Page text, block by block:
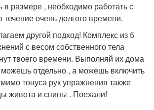
в размере , необходимо работать с
очень долгого времени.
другой подход! Комплекс из 5
с весом собственного тела
твоего времени. Выполняй их дома
можешь отдельно , а можешь включить
тонуса рук упражнения также
живота и спины . Поехали!